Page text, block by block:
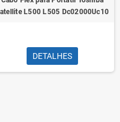
L500 L505 Dc02000Uc10
DETALHES